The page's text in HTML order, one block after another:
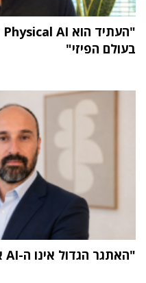
בעולם הפיזי"
"האתגר הגדול אינו ה-AI אלא הטמעתה בארגון"